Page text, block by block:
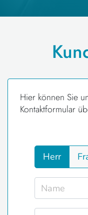
Hier können Sie
Kontaktformular
Herr